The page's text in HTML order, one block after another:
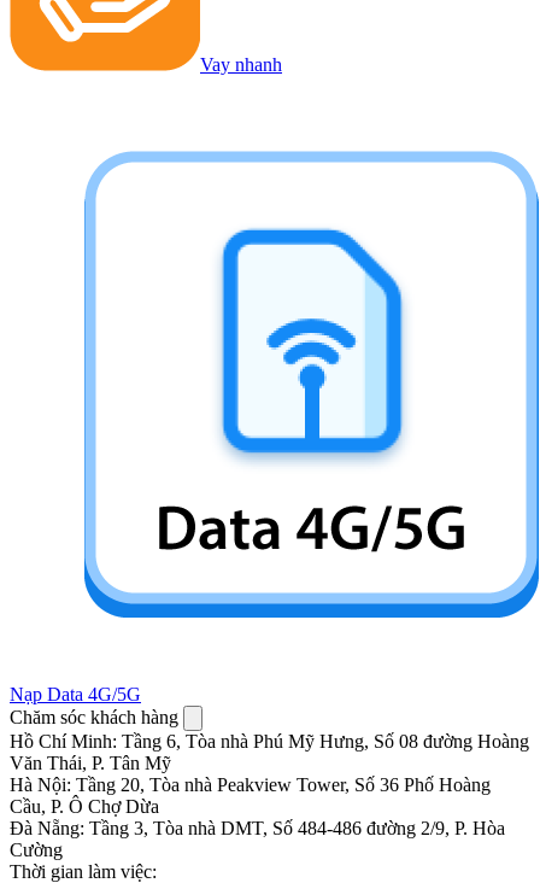
Vay nhanh
Nạp Data 4G/5G
Chăm sóc khách hàng
Hồ Chí Minh: Tầng 6, Tòa nhà Phú Mỹ Hưng, Số 08 đường Hoàng
Văn Thái, P. Tân Mỹ
Hà Nội: Tầng 20, Tòa nhà Peakview Tower, Số 36 Phố Hoàng
Cầu, P. Ô Chợ Dừa
Đà Nẵng: Tầng 3, Tòa nhà DMT, Số 484-486 đường 2/9, P. Hòa
Cường
Thời gian làm việc: